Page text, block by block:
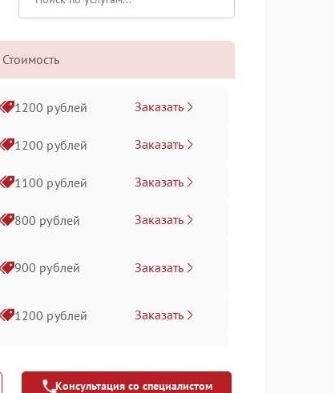
Стоимость
1200 рублей Заказать
1200 рублей Заказать
1100 рублей Заказать
800 рублей Заказать
900 рублей Заказать
1200 рублей Заказать
Консультация со специалистом